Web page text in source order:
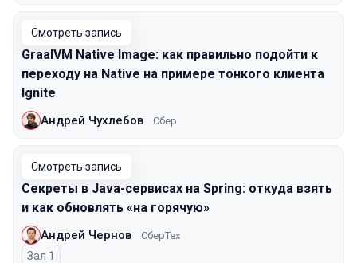
Смотреть запись
GraalVM Native Image: как правильно подойти к
переходу на Native на примере тонкого клиента
Ignite
Андрей Чухлебов Сбер
Смотреть запись
Секреты в Java-сервисах на Spring: откуда взять
и как обновлять «на горячую»
Андрей Чернов СберТех
Зал 1